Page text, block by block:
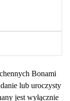
Bonami
lub uroczysty
jest wyłącznie